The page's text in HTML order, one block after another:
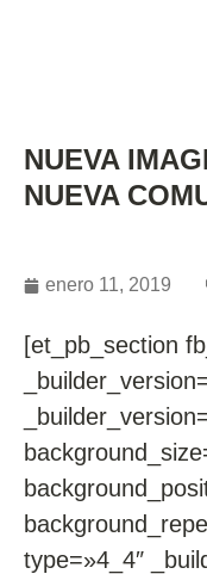
NUEVA
NUEVA
enero 11, 2019
[et_pb_section
type=»4_4″